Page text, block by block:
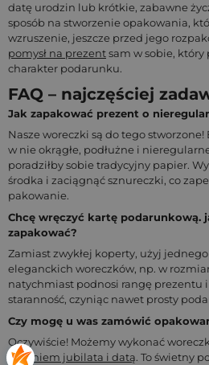
datę urodzin lub krótkie, zabawne
sposób na stworzenie opakowania,
wzruszenie, jeszcze przed jego
pomysł na prezentsam w sobie,
charakter podarunku.
FAQ – najczęściej
Jak zapakować prezent o
Nasze woreczki są do tego
w nie okrągłe, podłużne i
poradziłby sobie tradycyjny papier.
środka i zaciągnąć sznureczki, co
pakowanie.
Chcę wręczyć kartę podarunkową.
zapakować?
Zamiast zwykłej koperty, użyj jednego
eleganckich woreczków, np. w
natychmiast podnosi rangę prezentu
staranność, czyniąc nawet prosty
Czy mogę u was zamówić
Oczywiście! Możemy wykonać
imieniem jubilata i datą. To świetny